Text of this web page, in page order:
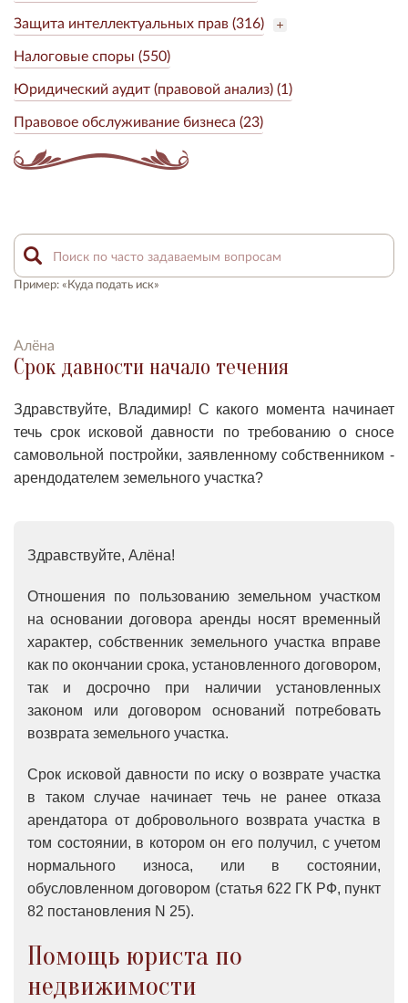
Защита интеллектуальных прав (316)
Налоговые споры (550)
Юридический аудит (правовой анализ) (1)
Правовое обслуживание бизнеса (23)
Пример: «Куда подать иск»
Алёна
Срок давности начало течения
Здравствуйте, Владимир! С какого момента начинает
течь срок исковой давности по требованию о сносе
самовольной постройки, заявленному собственником -
арендодателем земельного участка?
Здравствуйте, Алёна!
Отношения по пользованию земельном участком
на основании договора аренды носят временный
характер, собственник земельного участка вправе
как по окончании срока, установленного договором,
так и досрочно при наличии установленных
законом или договором оснований потребовать
возврата земельного участка.
Срок исковой давности по иску о возврате участка
в таком случае начинает течь не ранее отказа
арендатора от добровольного возврата участка в
том состоянии, в котором он его получил, с учетом
нормального износа, или в состоянии,
обусловленном договором (статья 622 ГК РФ, пункт
82 постановления N 25).
Помощь юриста по
недвижимости